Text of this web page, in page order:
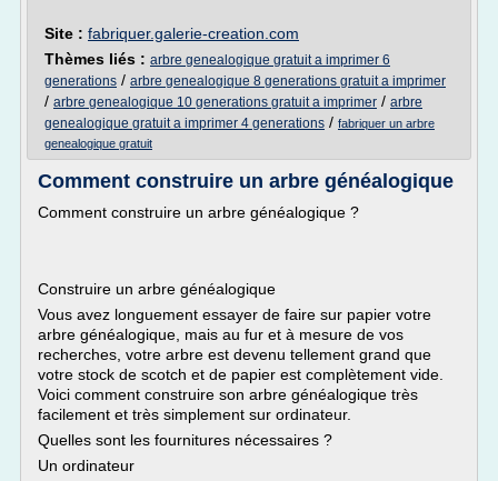
Site : fabriquer.galerie-creation.com
Thèmes liés : arbre genealogique gratuit a imprimer 6
generations / arbre genealogique 8 generations gratuit a imprimer
/ arbre genealogique 10 generations gratuit a imprimer / arbre
genealogique gratuit a imprimer 4 generations / fabriquer un arbre
genealogique gratuit
Comment construire un arbre généalogique
Comment construire un arbre généalogique ?
Construire un arbre généalogique
Vous avez longuement essayer de faire sur papier votre
arbre généalogique, mais au fur et à mesure de vos
recherches, votre arbre est devenu tellement grand que
votre stock de scotch et de papier est complètement vide.
Voici comment construire son arbre généalogique très
facilement et très simplement sur ordinateur.
Quelles sont les fournitures nécessaires ?
Un ordinateur